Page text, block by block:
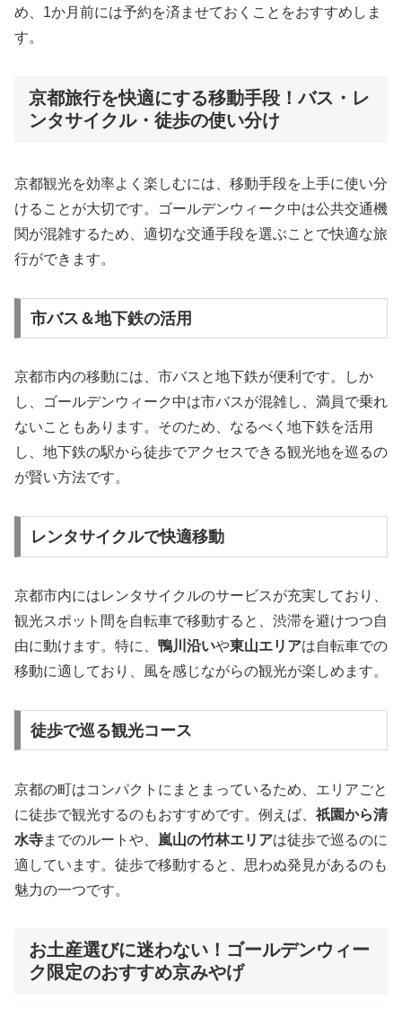
め、1か月前には予約を済ませておくことをおすすめしま
す。
京都旅行を快適にする移動手段！バス・レ
ンタサイクル・徒歩の使い分け
京都観光を効率よく楽しむには、移動手段を上手に使い分
けることが大切です。ゴールデンウィーク中は公共交通機
関が混雑するため、適切な交通手段を選ぶことで快適な旅
行ができます。
市バス＆地下鉄の活用
京都市内の移動には、市バスと地下鉄が便利です。しか
し、ゴールデンウィーク中は市バスが混雑し、満員で乗れ
ないこともあります。そのため、なるべく地下鉄を活用
し、地下鉄の駅から徒歩でアクセスできる観光地を巡るの
が賢い方法です。
レンタサイクルで快適移動
京都市内にはレンタサイクルのサービスが充実しており、
観光スポット間を自転車で移動すると、渋滞を避けつつ自
由に動けます。特に、 鴨川沿いや東山エリアは自転車での
移動に適しており、風を感じながらの観光が楽しめます。
徒歩で巡る観光コース
京都の町はコンパクトにまとまっているため、エリアごと
に徒歩で観光するのもおすすめです。例えば、 祇園から清
水寺までのルートや、 嵐山の竹林エリアは徒歩で巡るのに
適しています。徒歩で移動すると、思わぬ発見があるのも
魅力の一つです。
お土産選びに迷わない！ゴールデンウィー
ク限定のおすすめ京みやげ